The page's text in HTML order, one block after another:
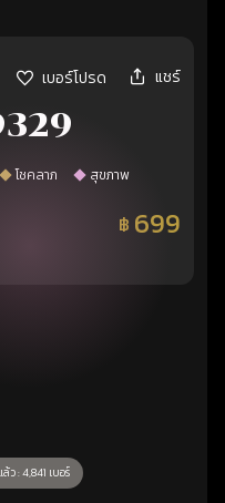
เบอร์โปรด แชร์
โชคลาภ สุขภาพ
฿ 699
นยันแล้ว
ว : 4,841 เบอร์